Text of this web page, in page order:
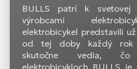
BULLS patrí k svetovej
výrobcami
elektrobicykel predstavili
od tej doby každý rok
skutočne vedia,
elektrobicykloch BULLS je